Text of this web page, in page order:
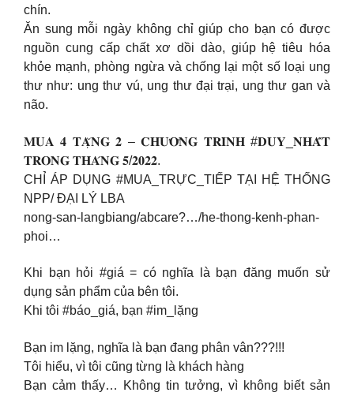
chín.
Ăn sung mỗi ngày không chỉ giúp cho bạn có được
nguồn cung cấp chất xơ dồi dào, giúp hệ tiêu hóa
khỏe mạnh, phòng ngừa và chống lại một số loại ung
thư như: ung thư vú, ung thư đại trại, ung thư gan và
não.
𝐌𝐔𝐀 𝟒 𝐓𝐀̣̆𝐍𝐆 𝟐 – 𝐂𝐇𝐔̛𝐎̛𝐍𝐆 𝐓𝐑𝐈̀𝐍𝐇 #𝐃𝐔𝐘_𝐍𝐇𝐀̂́𝐓
𝐓𝐑𝐎𝐍𝐆 𝐓𝐇𝐀́𝐍𝐆 𝟓/𝟐𝟎𝟐𝟐.
CHỈ ÁP DỤNG #MUA_TRỰC_TIẾP TẠI HỆ THỐNG
NPP/ ĐẠI LÝ LBA
nong-san-langbiang/abcare?…/he-thong-kenh-phan-
phoi…
Khi bạn hỏi #giá = có nghĩa là bạn đăng muốn sử
dụng sản phẩm của bên tôi.
Khi tôi #báo_giá, bạn #im_lặng
Bạn im lặng, nghĩa là bạn đang phân vân???!!!
Tôi hiểu, vì tôi cũng từng là khách hàng
Bạn cảm thấy… Không tin tưởng, vì không biết sản